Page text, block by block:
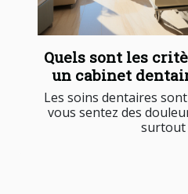
Quels sont les
un cabinet
Les soins dentaires
vous sentez des
surtout